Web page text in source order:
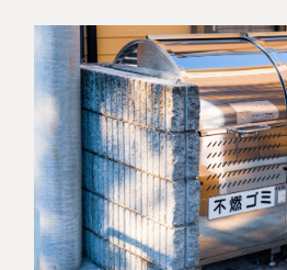
東京事務所
〒107-0062
東京都港区南青山一丁目2番6号
ラティス青山スクエア2階
Access 大
〒
大阪
阪急
の仕組みや回避策、日本の相続税との関
後までご覧ください。…